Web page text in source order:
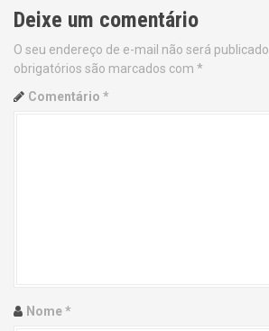
t
n
a
i
Deixe um comentário
O seu endereço de e-mail não será publicado.
obrigatórios são marcados com *
Comentário *
Nome*